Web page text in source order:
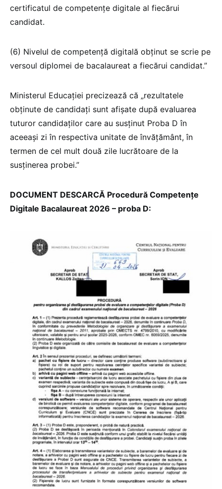
certificatul de competențe digitale al fiecărui
candidat.
(6) Nivelul de competenţă digitală obținut se scrie pe
versoul diplomei de bacalaureat a fiecărui candidat.”
Ministerul Educației precizează că „rezultatele
obținute de candidați sunt afişate după evaluarea
tuturor candidaţilor care au susținut Proba D în
aceeaşi zi în respectiva unitate de învățământ, în
termen de cel mult două zile lucrătoare de la
susținerea probei.”
DOCUMENT DESCARCĂ Procedură Competențe
Digitale Bacalaureat 2026 – proba D: